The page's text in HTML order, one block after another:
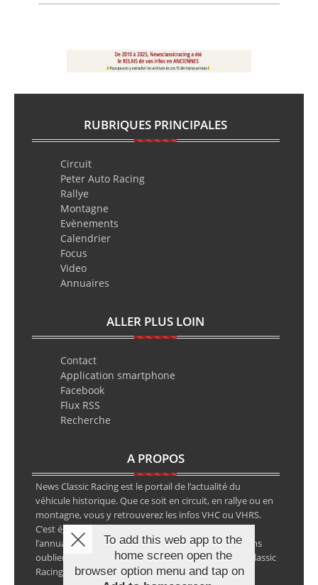
RUBRIQUES PRINCIPALES
Circuit
Peter Auto Racing
Rallye
Montagne
Evènements
Calendrier
Focus
Video
Annuaires
ALLER PLUS LOIN
Contact
Application smartphone
Facebook
Flux RSS
Recherche
A PROPOS
News Classic Racing est le portail de l’actualité du
véhicule historique. Que ce soit en circuit, en rallye ou en
montagne, vous y retrouverez les infos VHC ou VHRS.
C’est également le calendrier des épreuves ainsi que
l’annuaire des spécialistes de la voiture ancienne, sans
oublier les petites annonces avec notre partenaire Classic
Racing Annonces.
To add this web app to the
home screen open the
browser option menu and tap on